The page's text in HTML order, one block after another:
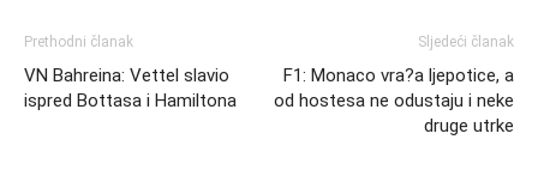
Prethodni članak
VN Bahreina: Vettel slavio
ispred Bottasa i Hamiltona
Sljedeći članak
F1: Monaco vra?a ljepotice, a
od hostesa ne odustaju i neke
druge utrke